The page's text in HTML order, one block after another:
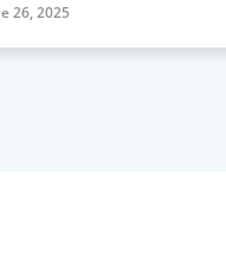
26, 2025